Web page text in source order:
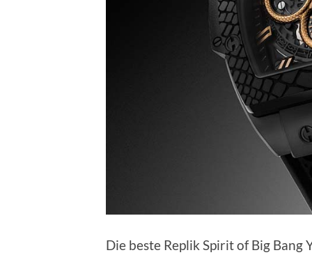
Die beste Replik Spirit of Big Bang